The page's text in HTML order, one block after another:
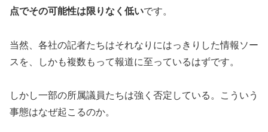
点でその可能性は限りなく低いです。
当然、各社の記者たちはそれなりにはっきりした情報ソー
スを、しかも複数もって報道に至っているはずです。
しかし一部の所属議員たちは強く否定している。こういう
事態はなぜ起こるのか。